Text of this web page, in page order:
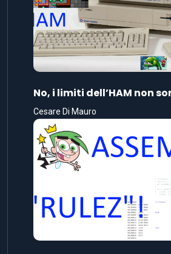
No, i limiti dell’HAM non
Cesare Di Mauro